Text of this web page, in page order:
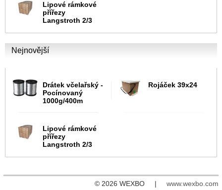
Lipové rámkové
přířezy
Langstroth 2/3
Nejnovější
Drátek včelařský -
Pocínovaný
1000g/400m
Rojáček 39x24
Lipové rámkové
přířezy
Langstroth 2/3
© 2026 WEXBO | www.wexbo.com